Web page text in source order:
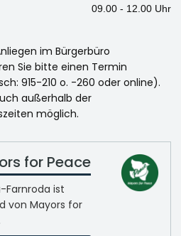
09.00 - 12.00 Uhr
im Bürgerbüro
Sie bitte einen Termin
915-210 o. -260 oder online).
außerhalb der
möglich.
for Peace
Farnroda ist
von Mayors for